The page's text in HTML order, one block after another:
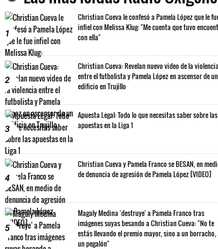
1
Christian Cueva le confesó a Pamela López que le
infiel con Melissa Klug: "Me cuenta que tuvo
con ella"
2
Christian Cueva: Revelan nuevo video de la
entre el futbolista y Pamela López en ascensor de un
edificio en Trujillo
3
Apuesta Legal: Todo lo que necesitas saber sobre las
apuestas en la Liga 1
4
Christian Cueva y Pamela Franco se BESAN, en
de denuncia de agresión de Pamela López [VIDEO]
5
Magaly Medina 'destruye' a Pamela Franco tras
imágenes suyas besando a Christian Cueva: "No te
estás llevando el premio mayor, sino a un borracho,
un pegalón"